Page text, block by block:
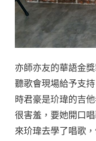
亦師亦友的華語金
聽歌會現場給予支
時君豪是玠瑋的吉
很害羞，要她開口
來玠瑋去學了唱歌